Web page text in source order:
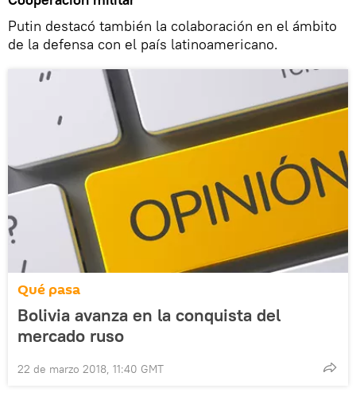
Putin destacó también la colaboración en el ámbito
de la defensa con el país latinoamericano.
Qué pasa
Bolivia avanza en la conquista del
mercado ruso
22 de marzo 2018, 11:40 GMT